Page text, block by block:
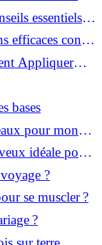
essentiels
efficaces contre
Appliquer
bases
pour mon
idéale pour
?
se muscler ?
?